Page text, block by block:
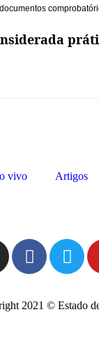
documentos
vivo Artigos
2021 © Estado